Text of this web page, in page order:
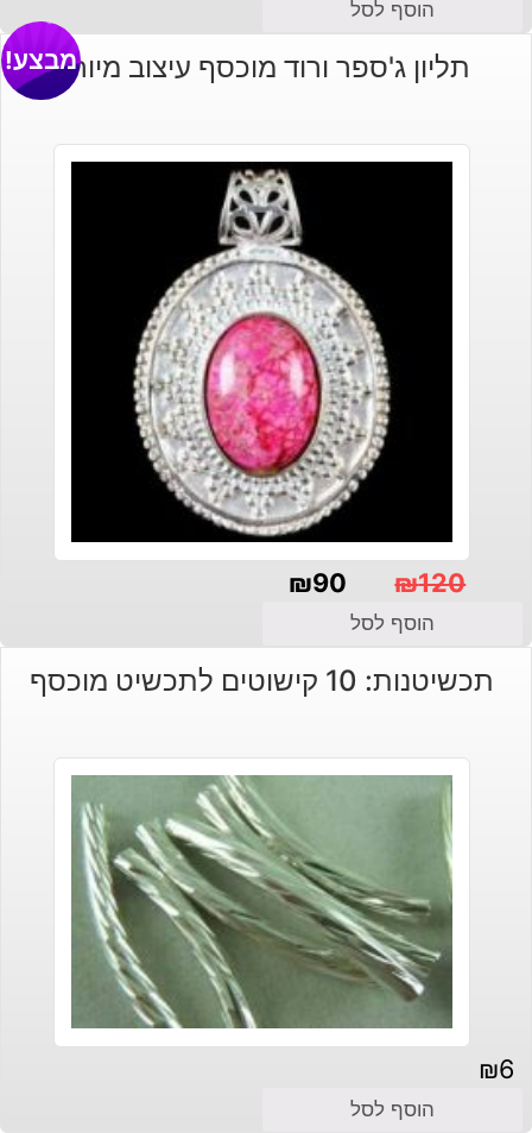
הוסף לסל
תליון ג'ספר ורוד מוכסף עיצוב מיוחדמבצע!
₪120
המקורי
היה:
₪90
הנוכחי
הוא:
הוסף לסל
תכשיטנות: 10 קישוטים לתכשיט מוכסף
₪6
הוסף לסל